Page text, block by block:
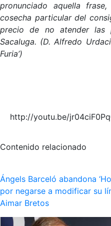
pronunciado aquella
cosecha particular del
precio de no atender las
Sacaluga. (D. Alfredo
Furia’)
http://youtu.be/
Contenido relacionado
Ángels Barceló abandona
por negarse a modificar su
Aimar Bretos